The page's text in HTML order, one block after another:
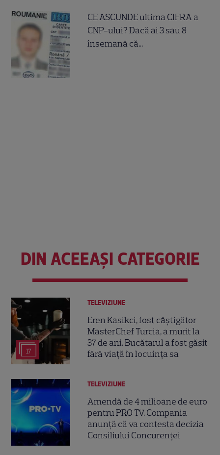
CE ASCUNDE ultima CIFRA a
CNP-ului? Dacă ai 3 sau 8
însemană că...
DIN ACEEAȘI CATEGORIE
17
TELEVIZIUNE
Eren Kasikci, fost câștigător
MasterChef Turcia, a murit la
37 de ani. Bucătarul a fost găsit
fără viață în locuința sa
TELEVIZIUNE
Amendă de 4 milioane de euro
pentru PRO TV. Compania
anunță că va contesta decizia
Consiliului Concurenței